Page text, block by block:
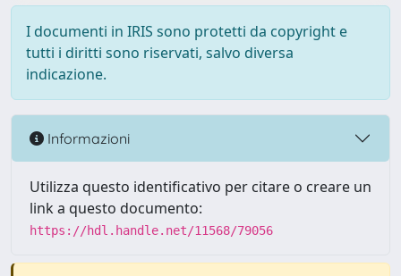
I documenti in IRIS sono protetti da copyright e
tutti i diritti sono riservati, salvo diversa
indicazione.
Informazioni
Utilizza questo identificativo per citare o creare un
link a questo documento:
https://hdl.handle.net/11568/79056